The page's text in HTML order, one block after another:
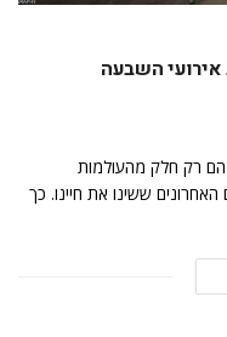
השבעה
הם רק חלק מהעולמות
ששינו את חיינו. כך